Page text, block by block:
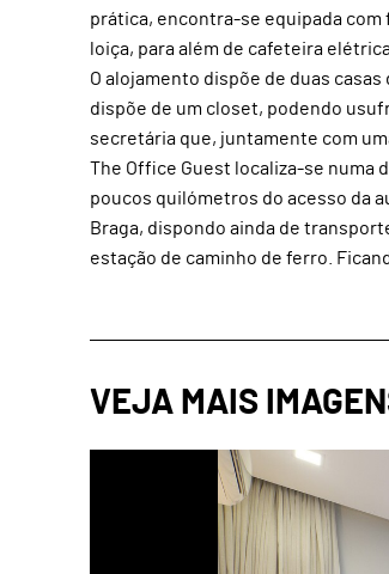
prática, encontra-se equipada
loiça, para além de cafeteira
O alojamento dispõe de duas
dispõe de um closet, podendo
secretária que, juntamente com
The Office Guest localiza-se numa
poucos quilómetros do acesso da
Braga, dispondo ainda de
estação de caminho de ferro.